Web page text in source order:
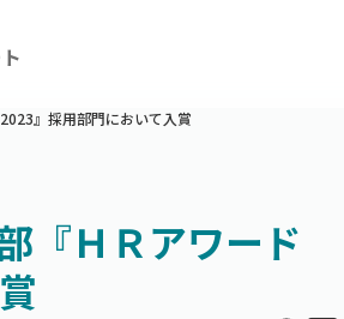
』採用部門において入賞
『ＨＲアワード